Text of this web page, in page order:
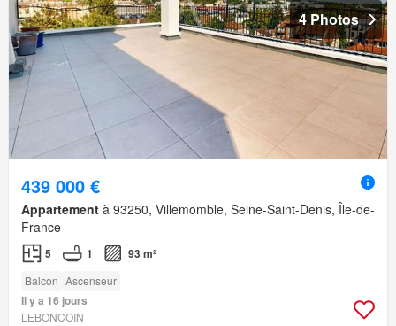
4 Photos
439 000 €
Appartement à 93250, Villemomble, Seine-Saint-Denis, Île-de-
France
5 1 93 m²
Balcon Ascenseur
Il y a 16 jours
LEBONCOIN